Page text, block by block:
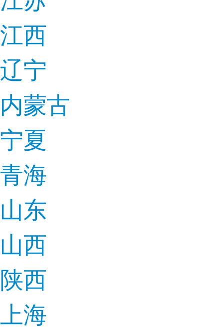
江西
辽宁
内蒙古
宁夏
青海
山东
山西
陕西
上海